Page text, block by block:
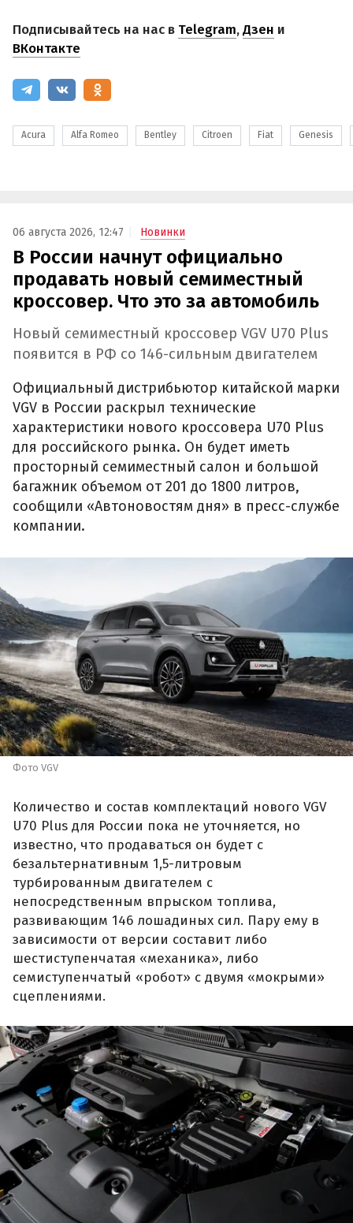
Подписывайтесь на нас в Telegram,Дзен и
ВКонтакте
Acura Alfa Romeo Bentley Citroen Fiat Genesis
06 августа 2026, 12:47 Новинки
В России начнут официально
продавать новый семиместный
кроссовер. Что это за автомобиль
Новый семиместный кроссовер VGV U70 Plus
появится в РФ со 146-сильным двигателем
Официальный дистрибьютор китайской марки
VGV в России раскрыл технические
характеристики нового кроссовера U70 Plus
для российского рынка. Он будет иметь
просторный семиместный салон и большой
багажник объемом от 201 до 1800 литров,
сообщили «Автоновостям дня» в пресс-службе
компании.
Фото VGV
Количество и состав комплектаций нового VGV
U70 Plus для России пока не уточняется, но
известно, что продаваться он будет с
безальтернативным 1,5-литровым
турбированным двигателем с
непосредственным впрыском топлива,
развивающим 146 лошадиных сил. Пару ему в
зависимости от версии составит либо
шестиступенчатая «механика», либо
семиступенчатый «робот» с двумя «мокрыми»
сцеплениями.